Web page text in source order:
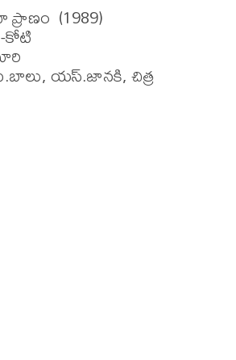
(1989)
కోటి
యస్.జానకి, చిత్ర